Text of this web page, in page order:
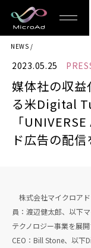
MicroAd
-
the
Future
Life
NEWS
2023.05.25
媒体社の収益
る米Digital
「
ド広告の配
株式会社マイクロア
員：渡辺健太郎、以下
テクノロジー事業を展
CEO：Bill Stone、以下